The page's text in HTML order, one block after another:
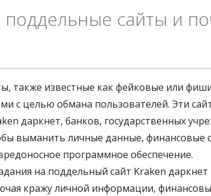
поддельные сайты и
также известные как фейковые или
с целью обмана пользователей. Эти
даркнет, банков, государственных
выманить личные данные, финансовые
программное обеспечение.
на поддельный сайт Kraken
кражу личной информации,